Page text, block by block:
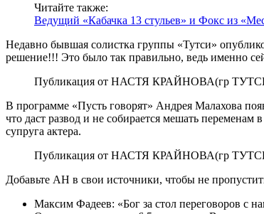
Читайте также:
Ведущий «Кабачка 13 стульев» и Фокс из
Недавно бывшая солистка группы «Тутси»
решение!!! Это было так правильно, ведь именно
Публикация от НАСТЯ КРАЙНОВА(гр ТУТСИ)
В программе «Пусть говорят» Андрея Малахова
что даст развод и не собирается мешать
супруга актера.
Публикация от НАСТЯ КРАЙНОВА(гр ТУТСИ)
Добавьте АН в свои источники, чтобы не
Максим Фадеев: «Бог за стол переговоров с